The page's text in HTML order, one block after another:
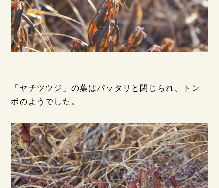
「ヤチツツジ」の葉はパッタリと閉じられ、トン
ボのようでした。